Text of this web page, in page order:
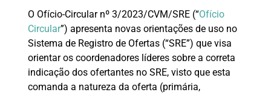
O Ofício-Circular nº 3/2023/CVM/SRE (“Ofício
Circular”) apresenta novas orientações de uso no
Sistema de Registro de Ofertas (“SRE”) que visa
orientar os coordenadores líderes sobre a correta
indicação dos ofertantes no SRE, visto que esta
comanda a natureza da oferta (primária,